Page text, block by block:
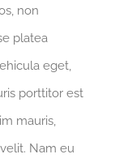
non
platea
eget,
porttitor est
mauris,
Nam eu